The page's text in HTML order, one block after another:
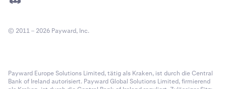
© 2011 – 2026 Payward, Inc.
Payward Europe Solutions Limited, tätig als Kraken, ist durch die Central
Bank of Ireland autorisiert. Payward Global Solutions Limited, firmierend